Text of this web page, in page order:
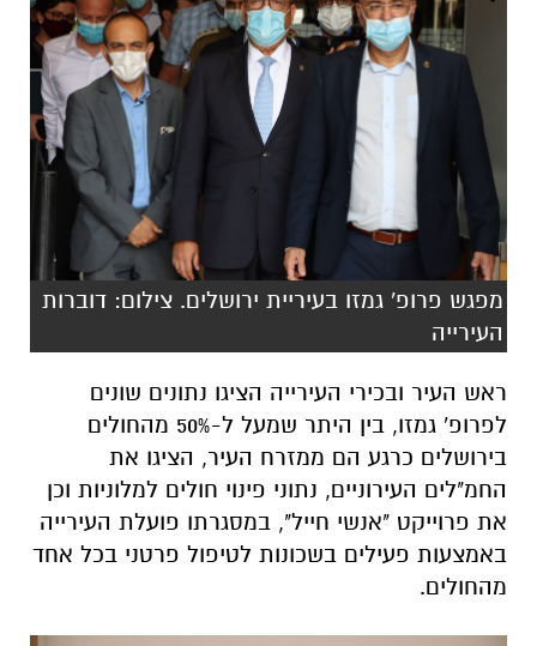
מפגש פרופ' גמזו בעיריית ירושלים. צילום: דוברות
העירייה
ראש העיר ובכירי העירייה הציגו נתונים שונים
לפרופ' גמזו, בין היתר שמעל ל-50% מהחולים
בירושלים כרגע הם ממזרח העיר, הציגו את
החמ"לים העירוניים, נתוני פינוי חולים למלוניות וכן
את פרוייקט "אנשי חייל", במסגרתו פועלת העירייה
באמצעות פעילים בשכונות לטיפול פרטני בכל אחד
מהחולים.